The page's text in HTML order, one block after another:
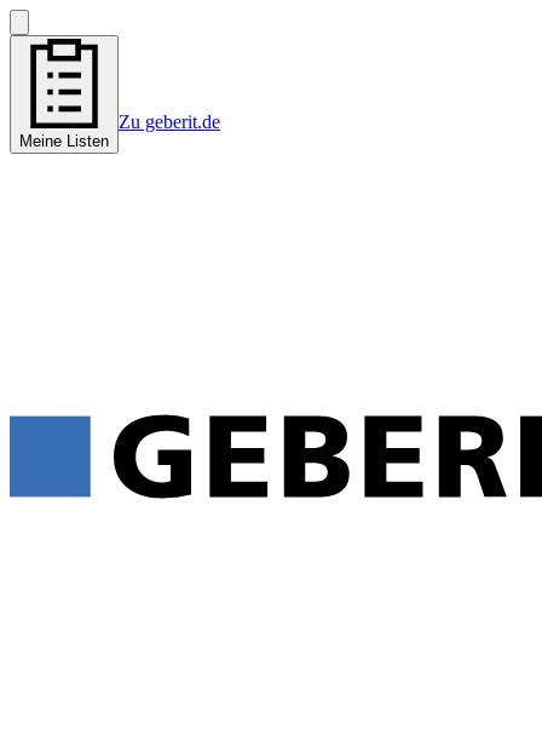
Meine Listen
Zu geberit.de